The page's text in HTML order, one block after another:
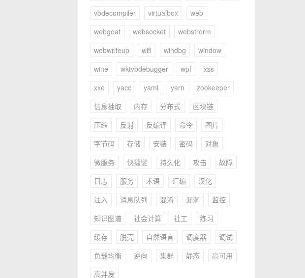
vbdecompiler
virtualbox
web
webgoat
websocket
webstrorm
webwriteup
wifi windbg
window
wine
wktvbdebugger wpf
xss
xxe
yacc yaml yarn
zookeeper
信息抽取
内存 分布式
区块链
压缩
反射 反编译 命令
图片
字节码
存储 安装 密码
对象
微服务
快捷键 持久化 攻击
故障
日志
服务 术语 汇编
汉化
注入
消息队列 混淆 漏洞
监控
知识图谱
社会计算 社工
练习
缓存
脱壳 自然语言 调度器
调试
负载均衡
逆向 集群 静态
高可用
高并发